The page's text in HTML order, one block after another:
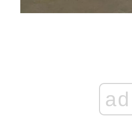
ad